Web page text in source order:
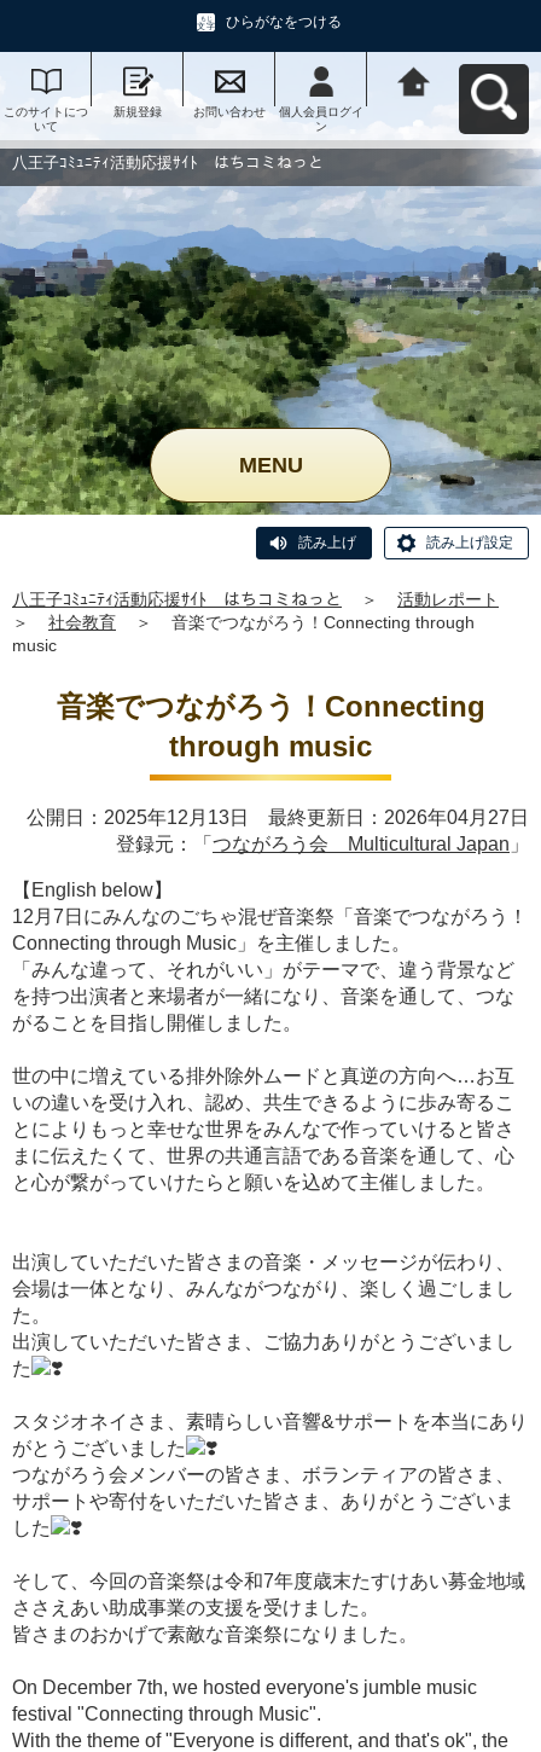
ひらがなをつける
このサイトにつ
いて
新規登録 お問い合わせ
個人会員ログイ
ン
動応援ｻｲﾄ はち
コミねっとへ戻
八王子ｺﾐｭﾆﾃｨ活動応援ｻｲﾄ はちコミねっと
MENU
読み上げ 読み上げ設定
八王子ｺﾐｭﾆﾃｨ活動応援ｻｲﾄ はちコミねっと ＞
活動レポート
＞
社会教育 ＞
音楽でつながろう！Connecting through
music
音楽でつながろう！Connecting
through music
公開日：2025年12月13日 最終更新日：2026年04月27日
登録元：「 つながろう会 Multicultural Japan 」
【English below】
12月7日にみんなのごちゃ混ぜ音楽祭「音楽でつながろう！
Connecting through Music」を主催しました。
「みんな違って、それがいい」がテーマで、違う背景など
を持つ出演者と来場者が一緒になり、音楽を通して、つな
がることを目指し開催しました。
世の中に増えている排外除外ムードと真逆の方向へ…お互
いの違いを受け入れ、認め、共生できるように歩み寄るこ
とによりもっと幸せな世界をみんなで作っていけると皆さ
まに伝えたくて、世界の共通言語である音楽を通して、心
と心が繋がっていけたらと願いを込めて主催しました。
出演していただいた皆さまの音楽・メッセージが伝わり、
会場は一体となり、みんながつながり、楽しく過ごしまし
た。
出演していただいた皆さま、ご協力ありがとうございまし
た
スタジオネイさま、素晴らしい音響&サポートを本当にあり
がとうございました
つながろう会メンバーの皆さま、ボランティアの皆さま、
サポートや寄付をいただいた皆さま、ありがとうございま
した
そして、今回の音楽祭は令和7年度歳末たすけあい募金地域
ささえあい助成事業の支援を受けました。
皆さまのおかげで素敵な音楽祭になりました。
On December 7th, we hosted everyone's jumble music
festival "Connecting through Music".
With the theme of "Everyone is different, and that's ok", the